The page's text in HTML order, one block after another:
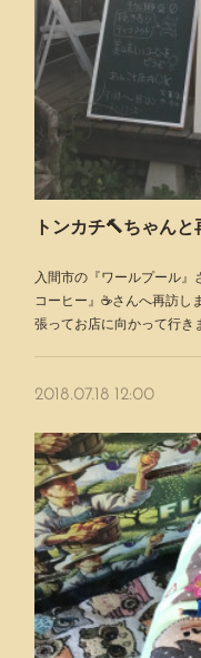
トンカチ🔨ちゃんと
入間市の『ワールプール
コーヒー』☕️さんへ再訪
張ってお店に向かって行
2018.07.18 12:00